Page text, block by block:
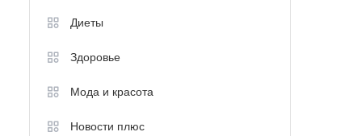
Диеты
Здоровье
Мода и красота
Новости плюс